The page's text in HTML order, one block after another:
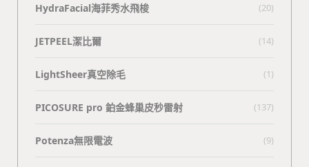
HydraFacial海菲秀水飛梭 (20)
JETPEEL潔比爾 (14)
LightSheer真空除毛 (1)
PICOSURE pro 鉑金蜂巢皮秒雷射 (137)
Potenza無限電波 (9)